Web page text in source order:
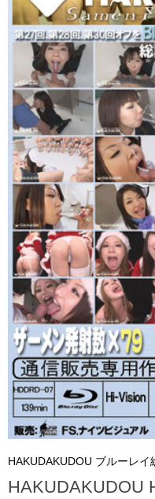
HAKUDAKUDOU ブルーレイ
HAKUDAKUDOU